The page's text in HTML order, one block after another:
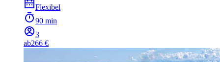
Flexibel
90 min
3
ab266 €